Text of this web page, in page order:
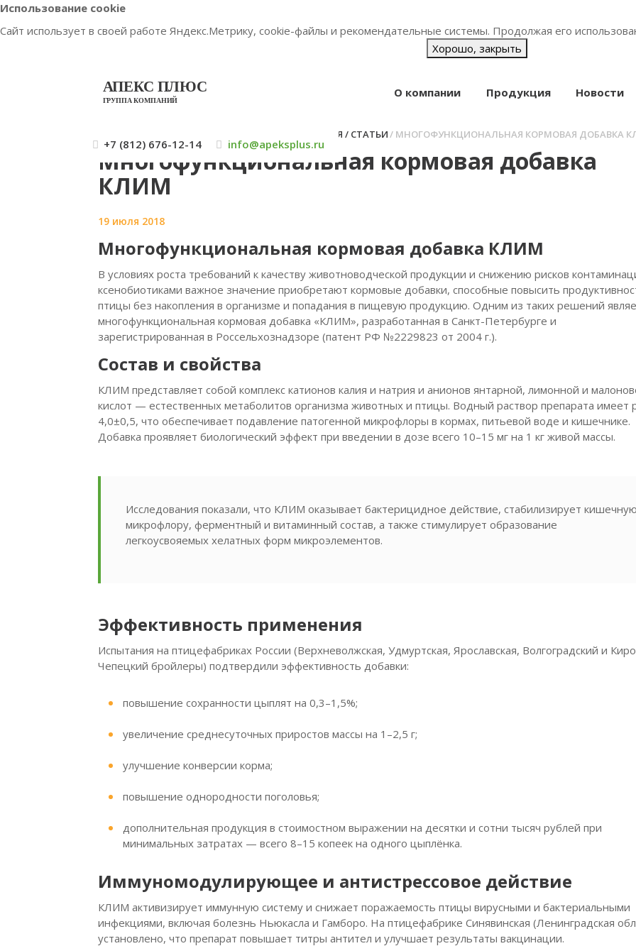
Использование cookie
Сайт использует в своей работе Яндекс.Метрику, cookie-файлы и рекомендательные системы. Продолжая его
Хорошо, закрыть
+7 (812) 676-12-14 info@apeksplus.ru
АПЕКС ПЛЮС
ГРУППА КОМПАНИЙ
О компании Продукция Новости
ГЛАВНАЯ СТАТЬИ МНОГОФУНКЦИОНАЛЬНАЯ КОРМОВАЯ ДОБАВКА
Многофункциональная кормовая добавка
КЛИМ
19 июля 2018
Многофункциональная кормовая добавка КЛИМ
В условиях роста требований к качеству животноводческой продукции и снижению рисков
ксенобиотиками важное значение приобретают кормовые добавки, способные повысить
птицы без накопления в организме и попадания в пищевую продукцию. Одним из таких решений
многофункциональная кормовая добавка «КЛИМ», разработанная в Санкт-Петербурге и
зарегистрированная в Россельхознадзоре (патент РФ №2229823 от 2004 г.).
Состав и свойства
КЛИМ представляет собой комплекс катионов калия и натрия и анионов янтарной, лимонной и
кислот — естественных метаболитов организма животных и птицы. Водный раствор препарата имеет
4,0±0,5, что обеспечивает подавление патогенной микрофлоры в кормах, питьевой воде и кишечнике.
Добавка проявляет биологический эффект при введении в дозе всего 10–15 мг на 1 кг живой массы.
Исследования показали, что КЛИМ оказывает бактерицидное действие, стабилизирует
микрофлору, ферментный и витаминный состав, а также стимулирует образование
легкоусвояемых хелатных форм микроэлементов.
Эффективность применения
Испытания на птицефабриках России (Верхневолжская, Удмуртская, Ярославская, Волгоградский и
Чепецкий бройлеры) подтвердили эффективность добавки:
повышение сохранности цыплят на 0,3–1,5%;
увеличение среднесуточных приростов массы на 1–2,5 г;
улучшение конверсии корма;
повышение однородности поголовья;
дополнительная продукция в стоимостном выражении на десятки и сотни тысяч рублей при
минимальных затратах — всего 8–15 копеек на одного цыплёнка.
Иммуномодулирующее и антистрессовое действие
КЛИМ активизирует иммунную систему и снижает поражаемость птицы вирусными и бактериальными
инфекциями, включая болезнь Ньюкасла и Гамборо. На птицефабрике Синявинская (Ленинградская
установлено, что препарат повышает титры антител и улучшает результаты вакцинации.